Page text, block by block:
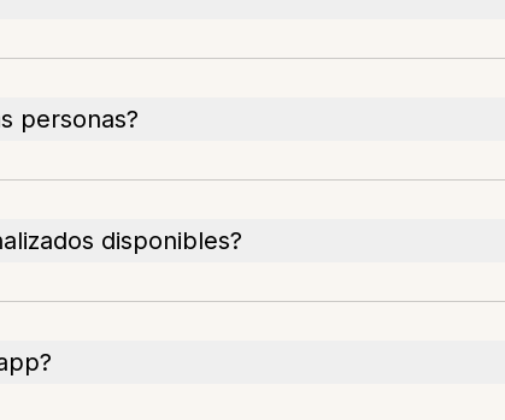
personas?
disponibles?